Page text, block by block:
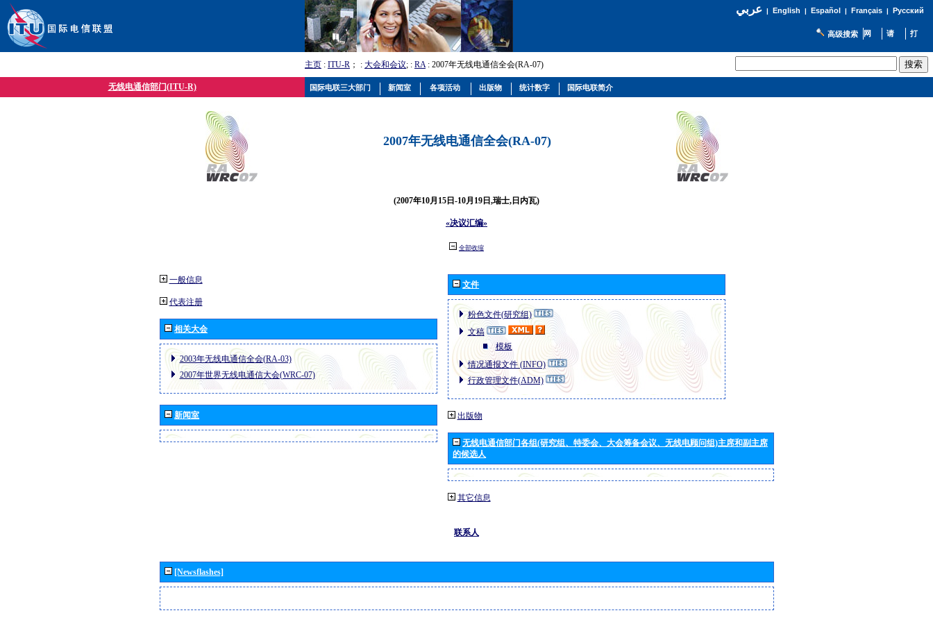
عربي| English | Español | Français| Русский
高级搜索
主页 : ITU-R ； : 大会和会议; : RA: 2007年无线电通信全会(RA-07)
无线电通信部门(ITU-R)
2007年无线电通信全会(RA-07)
(2007年10月15日-10月19日,瑞士,日内瓦)
«决议汇编»
全部收缩
一般信息
代表注册
相关大会
2003年无线电通信全会(RA-03)
2007年世界无线电通信大会(WRC-07)
新闻室
文件
粉色文件(研究组)
文稿
模板
情况通报文件 (INFO)
行政管理文件(ADM)
出版物
无线电通信部门各组(研究组、特委会、大会筹备会议、无线电顾问组)主席和副主席
的候选人
其它信息
联系人
[Newsflashes]
国际电联三大部门 新闻室 各项活动 出版物 统计数字 国际电联简介